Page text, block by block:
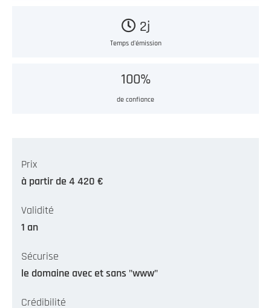
2j
Temps d'émission
100%
de confiance
Prix
à partir de 4 420 €
Validité
1 an
Sécurise
le domaine avec et sans "www"
Crédibilité